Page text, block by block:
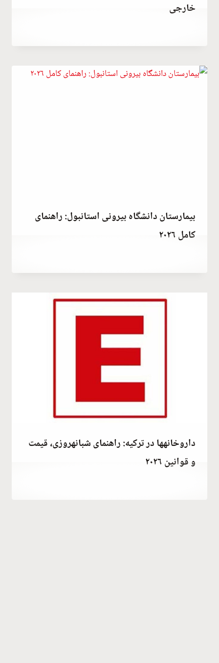
خارجی
Hatice
بیمارستان دانشگاه بیرونی استانبول: راهنمای
کامل ۲۰۲۶
Abdullah
داروخانهها در ترکیه: راهنمای شبانهروزی، قیمت
و قوانین ۲۰۲۶